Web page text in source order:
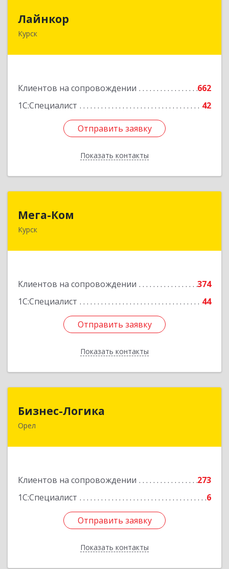
Лайнкор
Курск
Клиентов на сопровождении
662
1С:Специалист
42
Отправить заявку
Показать контакты
305021, Курская обл, Курск г, Победы пр-кт, дом
Отправить заявку
Назад
Мега-Ком
Курск
Клиентов на сопровождении
374
1С:Специалист
44
Отправить заявку
Показать контакты
305001, Курская обл, Курск г, Красной Армии ул,
Отправить заявку
Назад
Бизнес-Логика
Орел
Клиентов на сопровождении
273
1С:Специалист
6
Отправить заявку
Показать контакты
302028, Орловская обл, Орловский р-н, Орел г,
Отправить заявку
Назад